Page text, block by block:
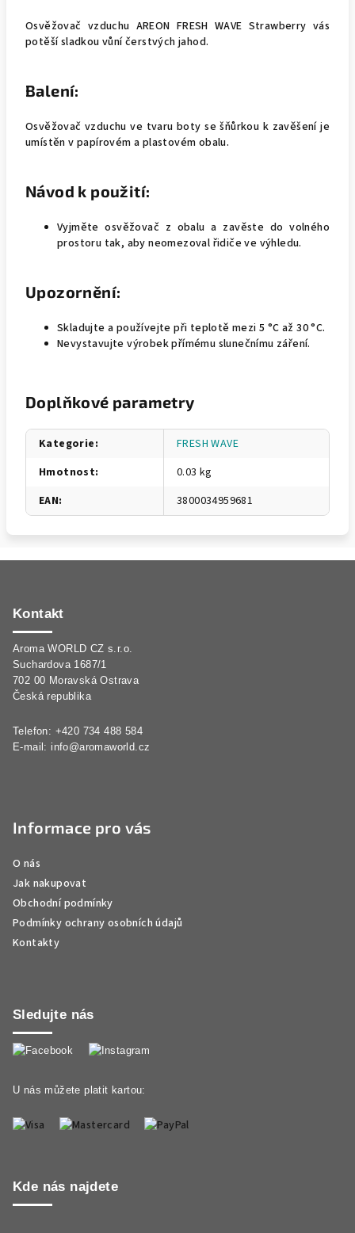
Osvěžovač vzduchu AREON FRESH WAVE Strawberry vás
potěší sladkou vůní čerstvých jahod.
Balení:
Osvěžovač vzduchu ve tvaru boty se šňůrkou k zavěšení je
umístěn v papírovém a plastovém obalu.
Návod k použití:
Vyjměte osvěžovač z obalu a zavěste do volného
prostoru tak, aby neomezoval řidiče ve výhledu.
Upozornění:
Skladujte a používejte při teplotě mezi 5 °C až 30 °C.
Nevystavujte výrobek přímému slunečnímu záření.
Doplňkové parametry
Kategorie:
FRESH WAVE
Hmotnost:
0.03 kg
EAN: 3800034959681
Kontakt
Aroma WORLD CZ s.r.o.
Suchardova 1687/1
702 00 Moravská Ostrava
Česká republika
Telefon: +420 734 488 584
E-mail: info@aromaworld.cz
Informace pro vás
O nás
Jak nakupovat
Obchodní podmínky
Podmínky ochrany osobních údajů
Kontakty
Sledujte nás
U nás můžete platit kartou:
Kde nás najdete